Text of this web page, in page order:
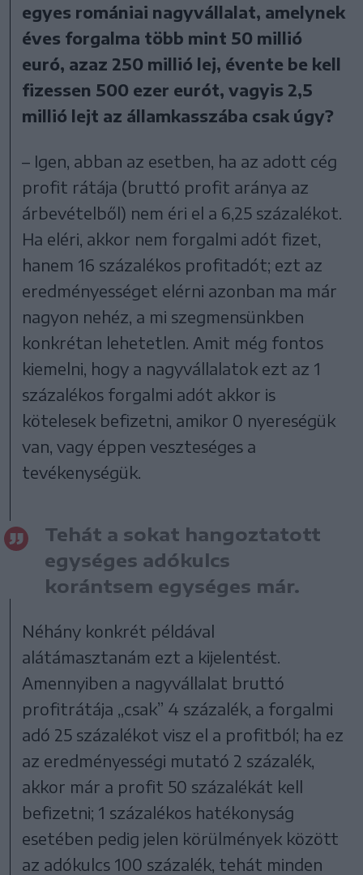
egyes romániai nagyvállalat, amelynek
éves forgalma több mint 50 millió
euró, azaz 250 millió lej, évente be kell
fizessen 500 ezer eurót, vagyis 2,5
millió lejt az államkasszába csak úgy?
– Igen, abban az esetben, ha az adott cég
profit rátája (bruttó profit aránya az
árbevételből) nem éri el a 6,25 százalékot.
Ha eléri, akkor nem forgalmi adót fizet,
hanem 16 százalékos profitadót; ezt az
eredményességet elérni azonban ma már
nagyon nehéz, a mi szegmensünkben
konkrétan lehetetlen. Amit még fontos
kiemelni, hogy a nagyvállalatok ezt az 1
százalékos forgalmi adót akkor is
kötelesek befizetni, amikor 0 nyereségük
van, vagy éppen veszteséges a
tevékenységük.
Tehát a sokat hangoztatott
egységes adókulcs
korántsem egységes már.
Néhány konkrét példával
alátámasztanám ezt a kijelentést.
Amennyiben a nagyvállalat bruttó
profitrátája „csak” 4 százalék, a forgalmi
adó 25 százalékot visz el a profitból; ha ez
az eredményességi mutató 2 százalék,
akkor már a profit 50 százalékát kell
befizetni; 1 százalékos hatékonyság
esetében pedig jelen körülmények között
az adókulcs 100 százalék, tehát minden